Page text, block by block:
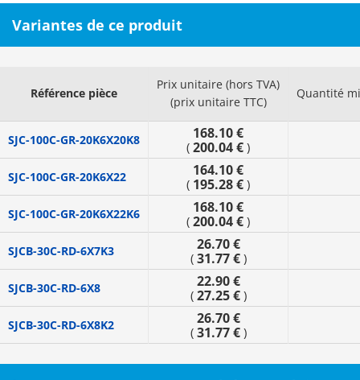
Variantes de ce produit
Référence pièce
Prix unitaire (hors TVA)
(prix unitaire TTC)
Quantité
SJC-100C-GR-20K6X20K8 168.10 €
( 200.04 € )
SJC-100C-GR-20K6X22 164.10 €
( 195.28 € )
SJC-100C-GR-20K6X22K6 168.10 €
( 200.04 € )
SJCB-30C-RD-6X7K3 26.70 €
( 31.77 €)
SJCB-30C-RD-6X8 22.90 €
( 27.25 €)
SJCB-30C-RD-6X8K2 26.70 €
( 31.77 €)